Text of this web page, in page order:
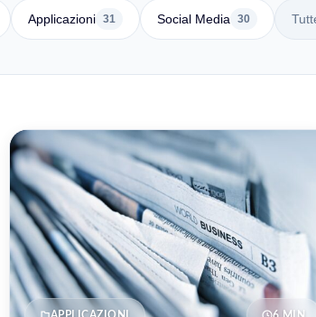
Applicazioni 31 Social Media 30